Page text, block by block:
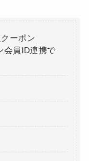
ーポン
会員ID連携で